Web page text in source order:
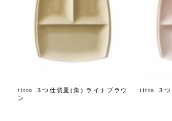
titto ３つ仕切皿(角) ライトブラウ
ン
titto ３つ